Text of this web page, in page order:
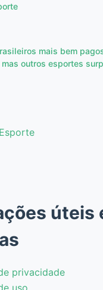
mais bem
outros esportes
úteis
privacidade
uso